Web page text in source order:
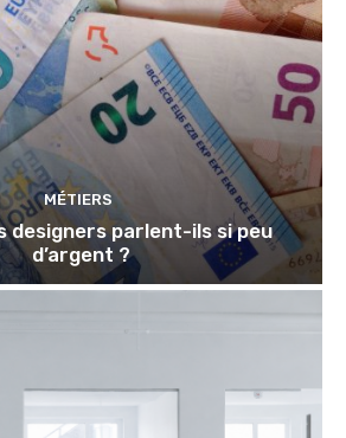
MÉTIERS
designers parlent-ils si peu
d’argent ?